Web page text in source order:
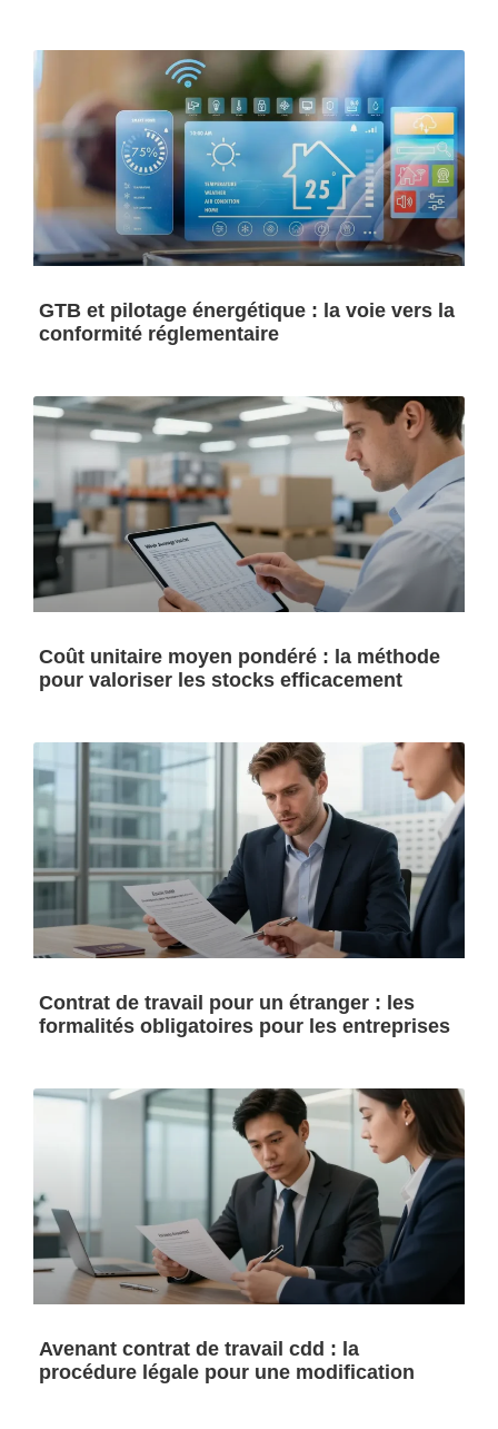
GTB et pilotage énergétique : la voie vers la
conformité réglementaire
Coût unitaire moyen pondéré : la méthode
pour valoriser les stocks efficacement
Contrat de travail pour un étranger : les
formalités obligatoires pour les entreprises
Avenant contrat de travail cdd : la
procédure légale pour une modification